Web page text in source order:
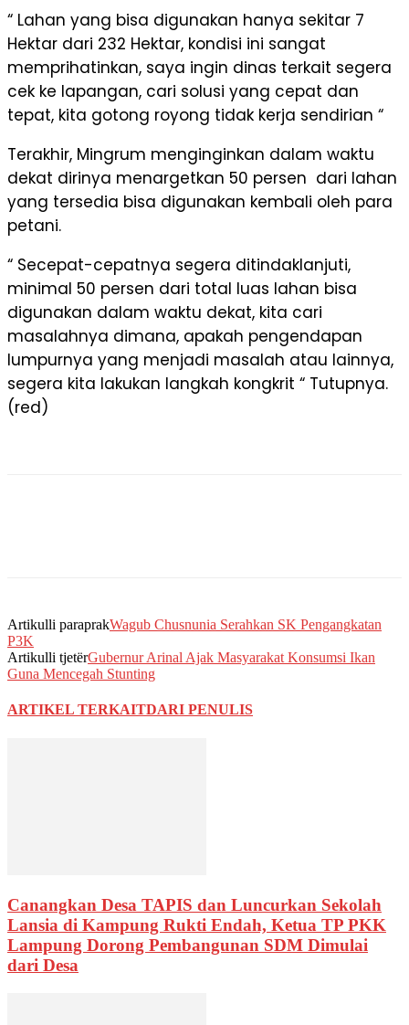
“ Lahan yang bisa digunakan hanya sekitar 7
Hektar dari 232 Hektar, kondisi ini sangat
memprihatinkan, saya ingin dinas terkait segera
cek ke lapangan, cari solusi yang cepat dan
tepat, kita gotong royong tidak kerja sendirian “
Terakhir, Mingrum menginginkan dalam waktu
dekat dirinya menargetkan 50 persen dari lahan
yang tersedia bisa digunakan kembali oleh para
petani.
“ Secepat-cepatnya segera ditindaklanjuti,
minimal 50 persen dari total luas lahan bisa
digunakan dalam waktu dekat, kita cari
masalahnya dimana, apakah pengendapan
lumpurnya yang menjadi masalah atau lainnya,
segera kita lakukan langkah kongkrit “ Tutupnya.
(red)
Artikulli paraprakWagub Chusnunia Serahkan SK Pengangkatan
P3K
Artikulli tjetërGubernur Arinal Ajak Masyarakat Konsumsi Ikan
Guna Mencegah Stunting
ARTIKEL TERKAITDARI PENULIS
Canangkan Desa TAPIS dan Luncurkan Sekolah
Lansia di Kampung Rukti Endah, Ketua TP PKK
Lampung Dorong Pembangunan SDM Dimulai
dari Desa